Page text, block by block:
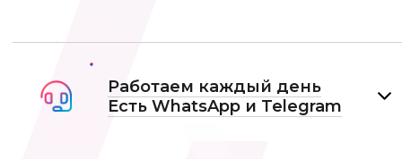
Работаем каждый день
Есть WhatsApp и Telеgram